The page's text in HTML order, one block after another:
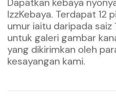
Dapatkan kebaya
IzzKebaya. Terdapat 12
umur iaitu daripada saiz
untuk galeri gambar
yang dikirimkan oleh
kesayangan kami.